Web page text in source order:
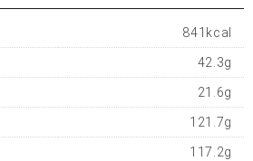
841kcal
42.3g
21.6g
121.7g
117.2g